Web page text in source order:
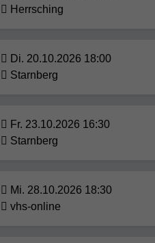
Herrsching
Di. 20.10.2026 18:00
Starnberg
Fr. 23.10.2026 16:30
Starnberg
Mi. 28.10.2026 18:30
vhs-online